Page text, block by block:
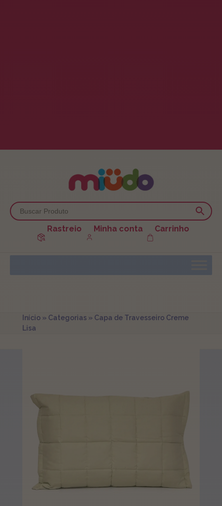
Rastreio Minha conta Carrinho
Início» Categorias» Capa de Travesseiro Creme
Lisa